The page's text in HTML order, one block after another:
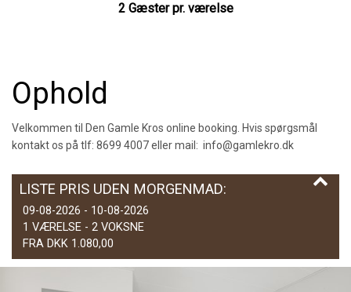
2 Gæster pr. værelse
Ophold
Velkommen til Den Gamle Kros online booking. Hvis spørgsmål
kontakt os på tlf: 8699 4007 eller mail: info@gamlekro.dk
LISTE PRIS UDEN MORGENMAD:
09-08-2026 - 10-08-2026
1 VÆRELSE - 2 VOKSNE
FRA DKK 1.080,00